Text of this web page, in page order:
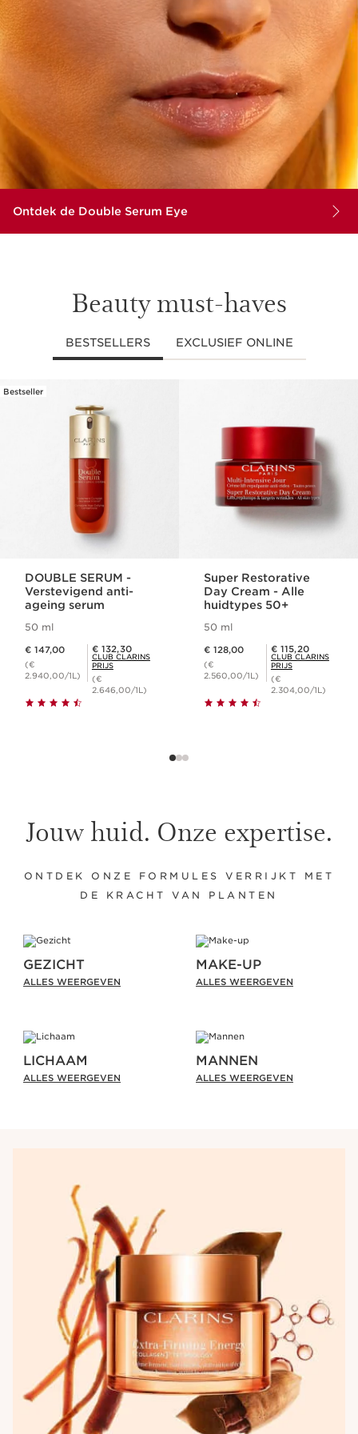
Ontdek de Double Serum Eye
Beauty must-haves
BESTSELLERS EXCLUSIEF ONLINE
Bestseller
DOUBLE SERUM -
Verstevigend anti-
ageing serum
50 ml
€ 147,00
(€
2.940,00/1L)
Club Clarins Prijs € 132,30
€ 132,30
CLUB CLARINS
PRIJS
(€
2.646,00/1L)
Super Restorative
Day Cream - Alle
huidtypes 50+
50 ml
€ 128,00
(€
2.560,00/1L)
Club Clarins Prijs € 115,20
€ 115,20
CLUB CLARINS
PRIJS
(€
2.304,00/1L)
Jouw huid. Onze expertise.
ONTDEK ONZE FORMULES VERRIJKT MET
DE KRACHT VAN PLANTEN
GEZICHT
ALLES WEERGEVEN
MAKE-UP
ALLES WEERGEVEN
LICHAAM
ALLES WEERGEVEN
MANNEN
ALLES WEERGEVEN